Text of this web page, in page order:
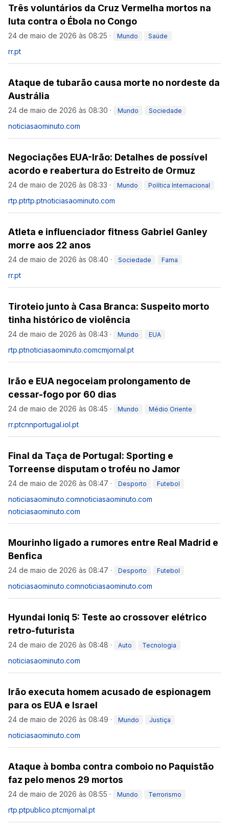
Três voluntários da Cruz Vermelha mortos na
luta contra o Ébola no Congo
24 de maio de 2026 às 08:25 · Mundo Saúde
rr.pt
Ataque de tubarão causa morte no nordeste da
Austrália
24 de maio de 2026 às 08:30 · Mundo Sociedade
noticiasaominuto.com
Negociações EUA-Irão: Detalhes de possível
acordo e reabertura do Estreito de Ormuz
24 de maio de 2026 às 08:33 · Mundo Política Internacional
rtp.ptrtp.ptnoticiasaominuto.com
Atleta e influenciador fitness Gabriel Ganley
morre aos 22 anos
24 de maio de 2026 às 08:40 · Sociedade Fama
rr.pt
Tiroteio junto à Casa Branca: Suspeito morto
tinha histórico de violência
24 de maio de 2026 às 08:43 · Mundo EUA
rtp.ptnoticiasaominuto.comcmjornal.pt
Irão e EUA negoceiam prolongamento de
cessar-fogo por 60 dias
24 de maio de 2026 às 08:45 · Mundo Médio Oriente
rr.ptcnnportugal.iol.pt
Final da Taça de Portugal: Sporting e
Torreense disputam o troféu no Jamor
24 de maio de 2026 às 08:47 · Desporto Futebol
noticiasaominuto.comnoticiasaominuto.com
noticiasaominuto.com
Mourinho ligado a rumores entre Real Madrid e
Benfica
24 de maio de 2026 às 08:47 · Desporto Futebol
noticiasaominuto.comnoticiasaominuto.com
Hyundai Ioniq 5: Teste ao crossover elétrico
retro-futurista
24 de maio de 2026 às 08:48 · Auto Tecnologia
noticiasaominuto.com
Irão executa homem acusado de espionagem
para os EUA e Israel
24 de maio de 2026 às 08:49 · Mundo Justiça
noticiasaominuto.com
Ataque à bomba contra comboio no Paquistão
faz pelo menos 29 mortos
24 de maio de 2026 às 08:55 · Mundo Terrorismo
rtp.ptpublico.ptcmjornal.pt